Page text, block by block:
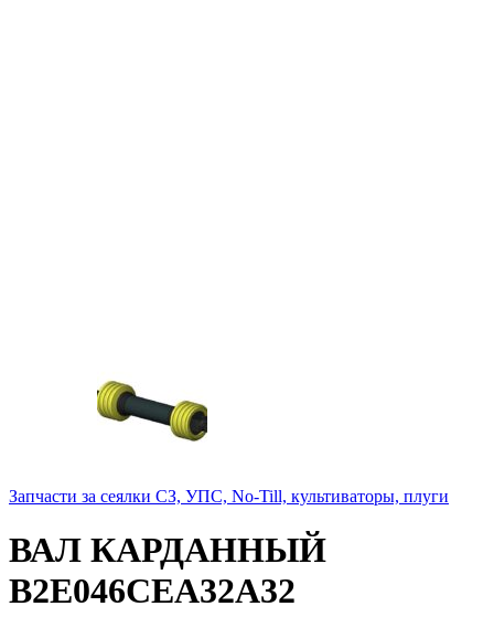
Запчасти за сеялки СЗ, УПС, No-Till, культиваторы, плуги
ВАЛ КАРДАННЫЙ
В2Е046СЕА32А32